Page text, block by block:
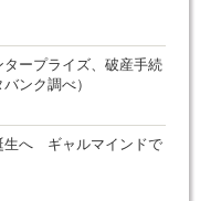
タープライズ、破産手続
ンク調べ）
生へ ギャルマインドで